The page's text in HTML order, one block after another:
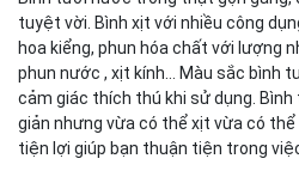
tuyệt vời. Bình xịt với nhiều công
hoa kiểng, phun hóa chất với lượng
phun nước , xịt kính… Màu sắc bình
cảm giác thích thú khi sử dụng.
giản nhưng vừa có thể xịt vừa có
tiện lợi giúp bạn thuận tiện trong